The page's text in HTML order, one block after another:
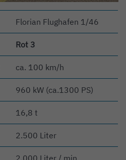
Florian Flughafen 1/46
Rot 3
ca. 100 km/h
960 kW (ca.1300 PS)
16,8 t
2.500 Liter